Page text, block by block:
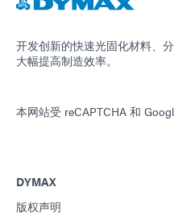
开发创新的快速光固化材料、
大幅提高制造效率。
本网站受 reCAPTCHA 和
DYMAX
版权声明